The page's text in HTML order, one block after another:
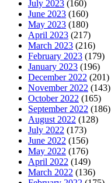
July 2023 (160)
June 2023 (160)
May 2023 (180)
April 2023 (217)
March 2023 (216)
February 2023 (179)
January 2023 (196)
December 2022 (201)
November 2022 (143)
October 2022 (165)
September 2022 (186)
August 2022 (128)
July 2022 (173)
June 2022 (156)
May 2022 (176)
April 2022 (149)
March 2022 (136)